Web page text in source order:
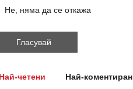
Не, няма да се откажа
Най-четени Най-